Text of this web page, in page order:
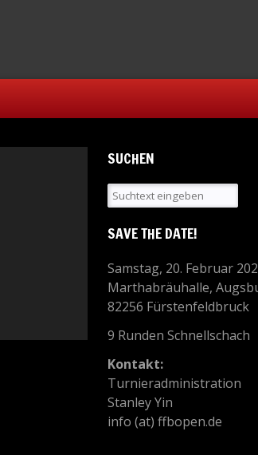
SUCHEN
SAVE THE DATE!
Samstag, 20. Februar
Marthabräuhalle,
82256 Fürstenfeldbruck
9 Runden Schnellschach
Kontakt:
Turnieradministration
Stanley Yin
info (at) ffbopen.de